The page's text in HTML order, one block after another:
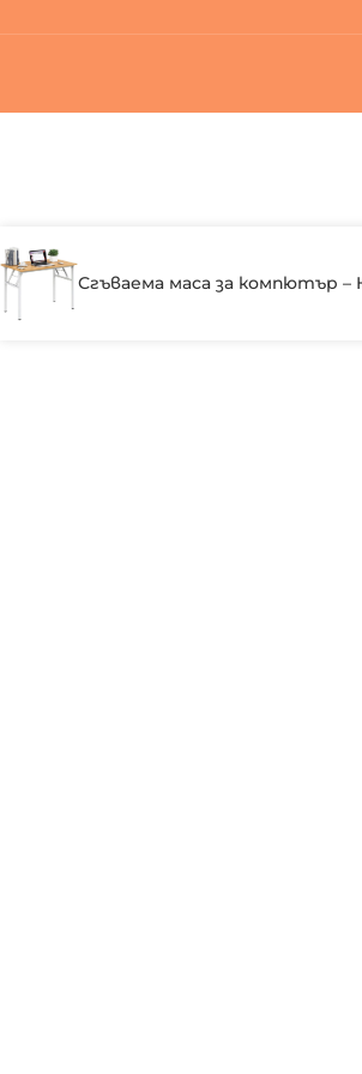
Сгъваема маса за компютър –